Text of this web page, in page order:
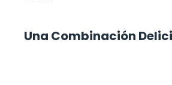
Una Combinación